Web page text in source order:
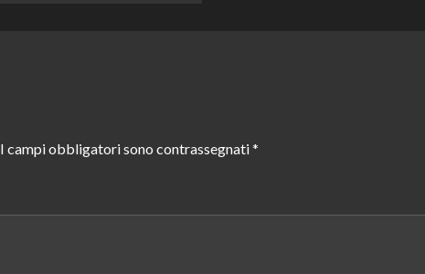
I campi obbligatori sono contrassegnati*